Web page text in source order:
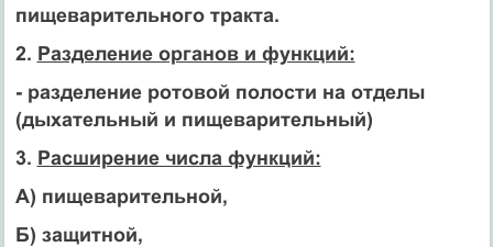
пищеварительного тракта.
2. Разделение органов и функций:
- разделение ротовой полости на отделы
(дыхательный и пищеварительный)
3. Расширение числа функций:
А) пищеварительной,
Б) защитной,